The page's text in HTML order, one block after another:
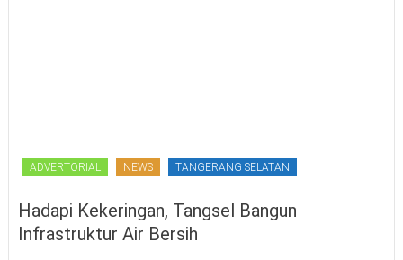
ADVERTORIAL NEWS TANGERANG SELATAN
Hadapi Kekeringan, Tangsel Bangun
Infrastruktur Air Bersih